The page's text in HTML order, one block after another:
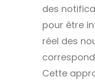
des
pour être
réel des
Cette